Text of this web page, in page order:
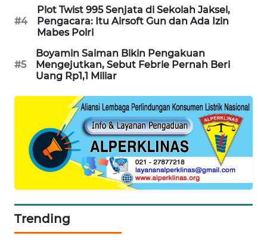
#4
Plot Twist 995 Senjata di Sekolah Jaksel,
Pengacara: Itu Airsoft Gun dan Ada Izin
Mabes Polri
#5
Boyamin Saiman Bikin Pengakuan
Mengejutkan, Sebut Febrie Pernah Beri
Uang Rp1,1 Miliar
Trending
NEWS
METRO
JAKARTA
NEWS
KRT
KARING
NEWS